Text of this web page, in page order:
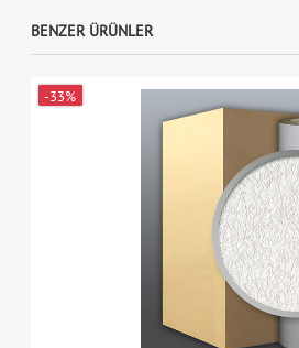
BENZER ÜRÜNLER
-33%